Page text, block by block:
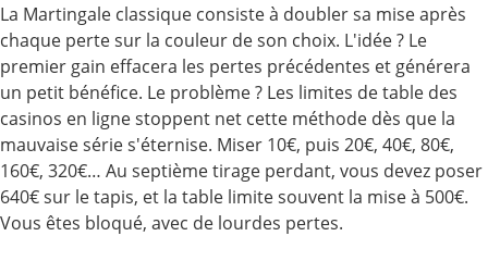
La Martingale classique consiste à doubler sa mise après
chaque perte sur la couleur de son choix. L'idée ? Le
premier gain effacera les pertes précédentes et générera
un petit bénéfice. Le problème ? Les limites de table des
casinos en ligne stoppent net cette méthode dès que la
mauvaise série s'éternise. Miser 10€, puis 20€, 40€, 80€,
160€, 320€… Au septième tirage perdant, vous devez poser
640€ sur le tapis, et la table limite souvent la mise à 500€.
Vous êtes bloqué, avec de lourdes pertes.